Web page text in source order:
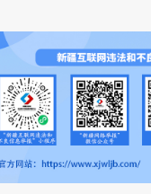
河区人民政府）办公室
屯河区人民政府）电子
3782709
号-1